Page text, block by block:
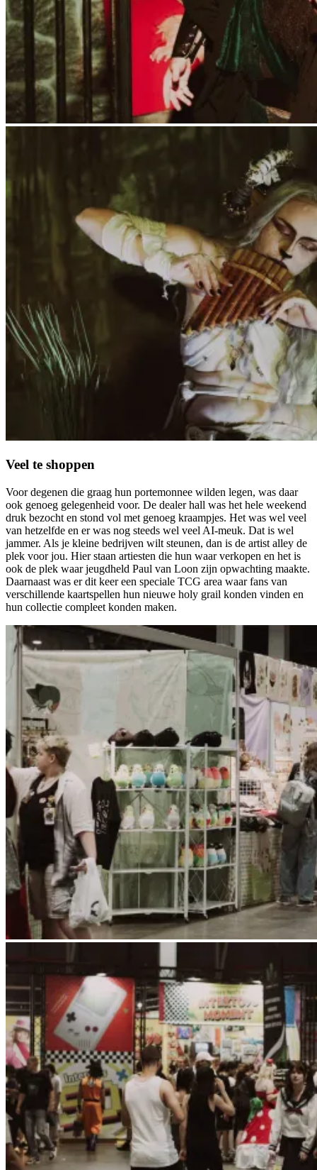
Veel te shoppen
Voor degenen die graag hun portemonnee wilden legen, was daar
ook genoeg gelegenheid voor. De dealer hall was het hele weekend
druk bezocht en stond vol met genoeg kraampjes. Het was wel veel
van hetzelfde en er was nog steeds wel veel AI-meuk. Dat is wel
jammer. Als je kleine bedrijven wilt steunen, dan is de artist alley de
plek voor jou. Hier staan artiesten die hun waar verkopen en het is
ook de plek waar jeugdheld Paul van Loon zijn opwachting maakte.
Daarnaast was er dit keer een speciale TCG area waar fans van
verschillende kaartspellen hun nieuwe holy grail konden vinden en
hun collectie compleet konden maken.